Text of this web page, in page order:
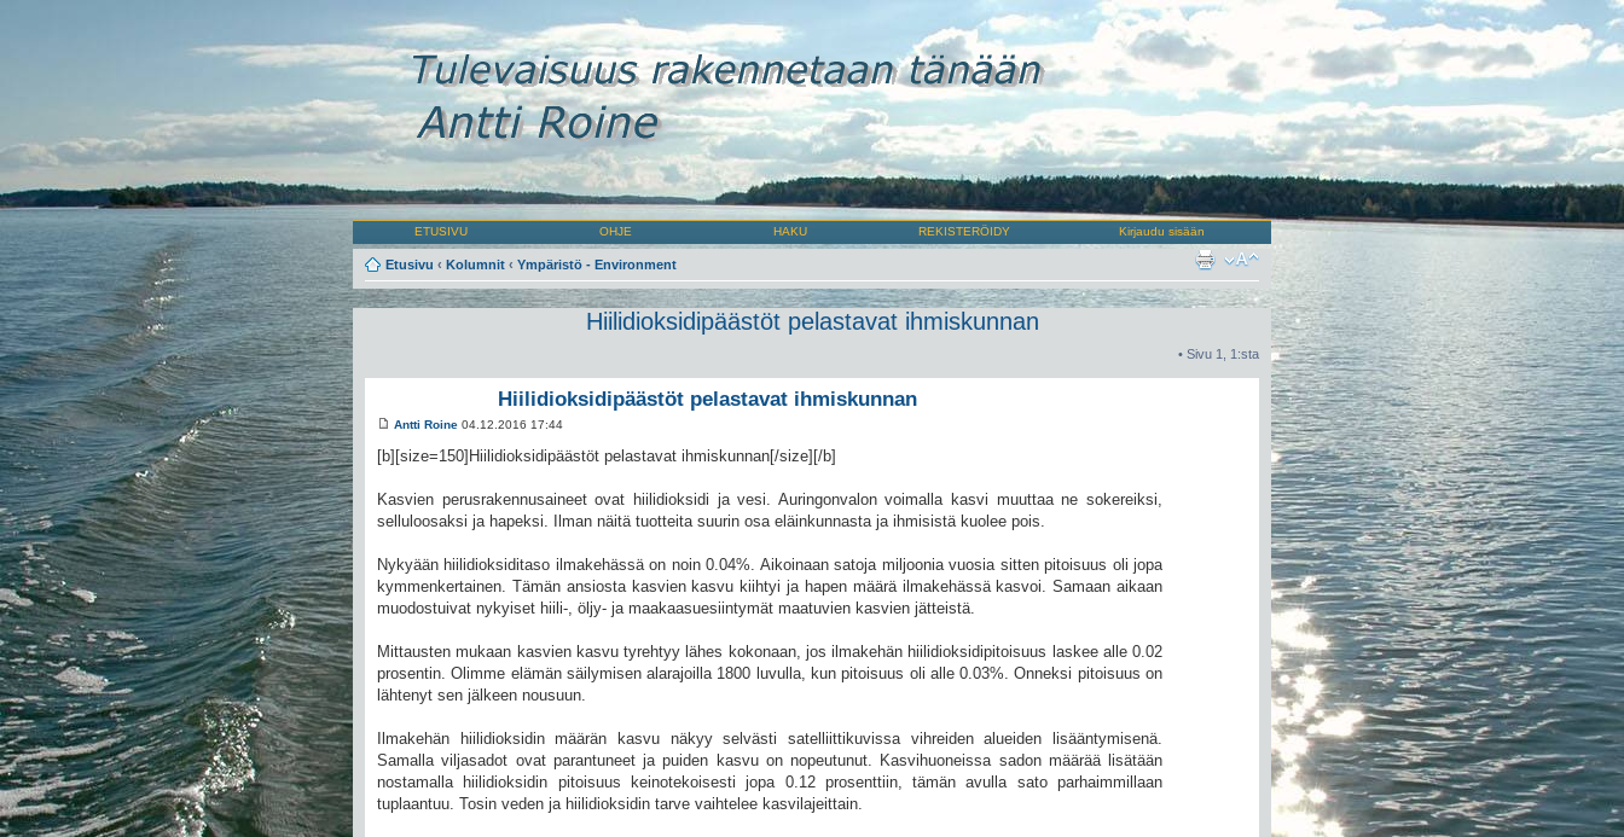
ETUSIVU OHJE HAKU REKISTERÖIDY Kirjaudu sisään
Etusivu ‹ Kolumnit ‹ Ympäristö - Environment
Hiilidioksidipäästöt pelastavat ihmiskunnan
• Sivu 1 1 :sta
Hiilidioksidipäästöt pelastavat ihmiskunnan
Antti Roine 04.12.2016 17:44
[b][size=150]Hiilidioksidipäästöt pelastavat ihmiskunnan[/size][/b]
Kasvien perusrakennusaineet ovat hiilidioksidi ja vesi. Auringonvalon voimalla kasvi muuttaa ne sokereiksi,
selluloosaksi ja hapeksi. Ilman näitä tuotteita suurin osa eläinkunnasta ja ihmisistä kuolee pois.
Nykyään hiilidioksiditaso ilmakehässä on noin 0.04%. Aikoinaan satoja miljoonia vuosia sitten pitoisuus oli jopa
kymmenkertainen. Tämän ansiosta kasvien kasvu kiihtyi ja hapen määrä ilmakehässä kasvoi. Samaan aikaan
muodostuivat nykyiset hiili-, öljy- ja maakaasuesiintymät maatuvien kasvien jätteistä.
Mittausten mukaan kasvien kasvu tyrehtyy lähes kokonaan, jos ilmakehän hiilidioksidipitoisuus laskee alle 0.02
prosentin. Olimme elämän säilymisen alarajoilla 1800 luvulla, kun pitoisuus oli alle 0.03%. Onneksi pitoisuus on
lähtenyt sen jälkeen nousuun.
Ilmakehän hiilidioksidin määrän kasvu näkyy selvästi satelliittikuvissa vihreiden alueiden lisääntymisenä.
Samalla viljasadot ovat parantuneet ja puiden kasvu on nopeutunut. Kasvihuoneissa sadon määrää lisätään
nostamalla hiilidioksidin pitoisuus keinotekoisesti jopa 0.12 prosenttiin, tämän avulla sato parhaimmillaan
tuplaantuu. Tosin veden ja hiilidioksidin tarve vaihtelee kasvilajeittain.